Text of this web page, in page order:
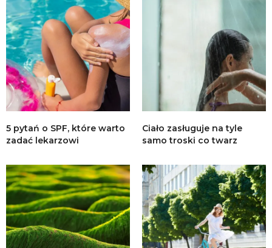
5 pytań o SPF, które warto
zadać lekarzowi
Ciało zasługuje na tyle
samo troski co twarz